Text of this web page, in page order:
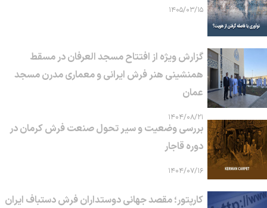
۱۴۰۵/۰۳/۱۵
گزارش ویژه از افتتاح مسجد العرفان در مسقط
همنشینی هنر فرش ایرانی و معماری مدرن مسجد
عمان
۱۴۰۴/۰۸/۲۱
بررسی وضعیت و سیر تحول صنعت فرش کرمان در
دوره قاجار
۱۴۰۴/۰۷/۱۶
کارپتور؛ مقصد جهانی دوستداران فرش دستباف ایران